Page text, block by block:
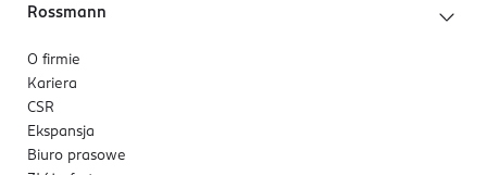
Rossmann
O firmie
Kariera
CSR
Ekspansja
Biuro prasowe